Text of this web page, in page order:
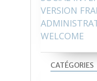
VERSION
WELCOME
CATÉGORIES